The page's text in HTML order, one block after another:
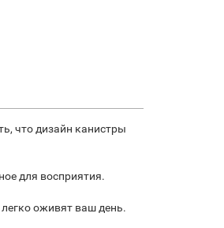
что дизайн канистры
для восприятия.
оживят ваш день.